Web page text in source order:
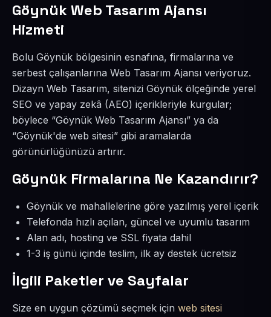
Göynük Web Tasarım Ajansı
Hizmeti
Bolu Göynük bölgesinin esnafına, firmalarına ve
serbest çalışanlarına Web Tasarım Ajansı veriyoruz.
Dizayn Web Tasarım, sitenizi Göynük ölçeğinde yerel
SEO ve yapay zekâ (AEO) içerikleriyle kurgular;
böylece “Göynük Web Tasarım Ajansı” ya da
“Göynük'de web sitesi” gibi aramalarda
görünürlüğünüzü artırır.
Göynük Firmalarına Ne Kazandırır?
Göynük ve mahallelerine göre yazılmış yerel içerik
Telefonda hızlı açılan, güncel ve uyumlu tasarım
Alan adı, hosting ve SSL fiyata dahil
1-3 iş günü içinde teslim, ilk ay destek ücretsiz
İlgili Paketler ve Sayfalar
Size en uygun çözümü seçmek için web sitesi